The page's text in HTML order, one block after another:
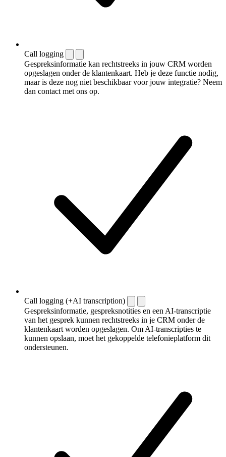
Call logging
Gespreksinformatie kan rechtstreeks in jouw CRM worden
opgeslagen onder de klantenkaart. Heb je deze functie nodig,
maar is deze nog niet beschikbaar voor jouw integratie? Neem
dan contact met ons op.
Call logging (+AI transcription)
Gespreksinformatie, gespreksnotities en een AI-transcriptie
van het gesprek kunnen rechtstreeks in je CRM onder de
klantenkaart worden opgeslagen. Om AI-transcripties te
kunnen opslaan, moet het gekoppelde telefonieplatform dit
ondersteunen.